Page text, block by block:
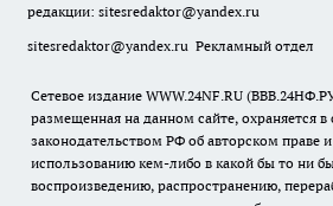
редакции: sitesredaktor@yandex.ru
sitesredaktor@yandex.ru Рекламный отдел
Сетевое издание WWW.24NF.RU
размещенная на данном сайте, охраняется в
законодательством РФ об авторском праве
использованию кем-либо в какой бы то ни
воспроизведению, распространению,